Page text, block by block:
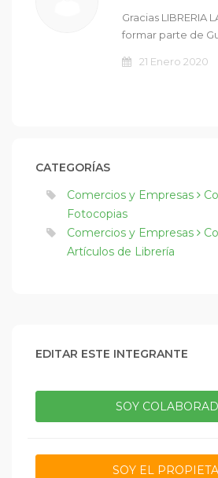
Gracias LIBRERIA
formar parte de
21 Enero 2020
CATEGORÍAS
Comercios y Empresas
Fotocopias
Comercios y Empresas
Artículos de Librería
EDITAR ESTE INTEGRANTE
SOY
SOY EL